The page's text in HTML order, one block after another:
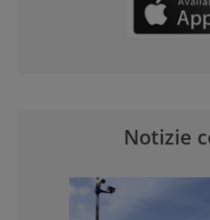
Notizie